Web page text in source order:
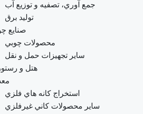
جمع آوري، تصفيه و توزيع آب
تولید برق
صنایع
محصولات چوبي
ساير تجهيزات حمل و نقل
هتل و
استخراج کانه هاي فلزي
ساير محصولات كاني غيرفلزي